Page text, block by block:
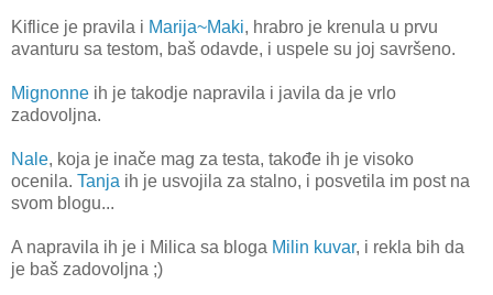
Kiflice je pravila i Marija~Maki, hrabro je krenula u prvu
avanturu sa testom, baš odavde, i uspele su joj savršeno.
Mignonne ih je takodje napravila i javila da je vrlo
zadovoljna.
Nale, koja je inače mag za testa, takođe ih je visoko
ocenila. Tanja ih je usvojila za stalno, i posvetila im post na
svom blogu...
A napravila ih je i Milica sa bloga Milin kuvar, i rekla bih da
je baš zadovoljna ;)